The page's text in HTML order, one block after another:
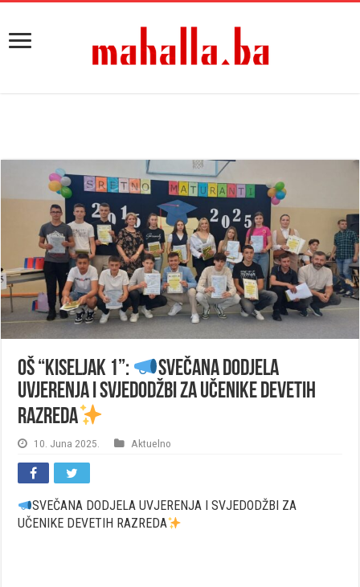
OŠ “KISELJAK 1”:
SVEČANA DODJELA
UVJERENJA I SVJEDODŽBI ZA UČENIKE DEVETIH
RAZREDA
10. Juna 2025. Aktuelno
SVEČANA DODJELA UVJERENJA I SVJEDODŽBI ZA
UČENIKE DEVETIH RAZREDA